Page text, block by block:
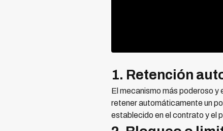
1. Retención
El mecanismo más poderoso
retener automáticamente un
establecido en el contrato y el